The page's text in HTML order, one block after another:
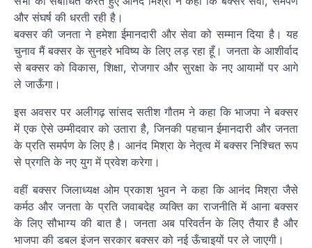
और संघर्ष की धरती रही है।
बक्सर की जनता ने हमेशा ईमानदारी और सेवा को सम्मान दिया है। यह
चुनाव मैं बक्सर के सुनहरे भविष्य के लिए लड़ रहा हूँ। जनता के आशीर्वाद
से बक्सर को विकास, शिक्षा, रोजगार और सुरक्षा के नए आयामों पर आगे
ले जाऊँगा।
इस अवसर पर अलीगढ़ सांसद सतीश गौतम ने कहा कि भाजपा ने बक्सर
में एक ऐसे उम्मीदवार को उतारा है, जिनकी पहचान ईमानदारी और जनता
के प्रति समर्पण के लिए है। आनंद मिश्रा के नेतृत्व में बक्सर निश्चित रूप
से प्रगति के नए युग में प्रवेश करेगा।
वहीं बक्सर जिलाध्यक्ष ओम प्रकाश भुवन ने कहा कि आनंद मिश्रा जैसे
कर्मठ और जनता के प्रति जवाबदेह व्यक्ति का राजनीति में आना बक्सर
के लिए सौभाग्य की बात है। जनता अब परिवर्तन के लिए तैयार है और
भाजपा की डबल इंजन सरकार बक्सर को नई ऊँचाइयों पर ले जाएगी।